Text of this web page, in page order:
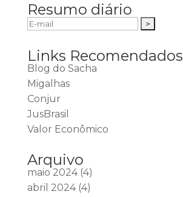
Resumo diário
Links Recomendados
Blog do Sacha
Migalhas
Conjur
JusBrasil
Valor Econômico
Arquivo
maio 2024(4)
abril 2024(4)